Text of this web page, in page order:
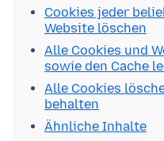
Cookies jeder
Website löschen
Alle Cookies und
sowie den Cache
Alle Cookies
behalten
Ähnliche Inhalte